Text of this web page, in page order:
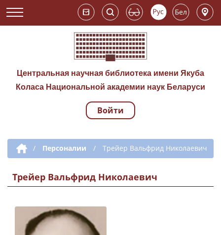
Центральная научная библиотека имени Якуба
Коласа Национальной академии наук Беларуси
Навигация по
Войти
Дополнительная навигация
/ Персоналии / Трейер Вальфрид Николаевич
Трейер Вальфрид Николаевич